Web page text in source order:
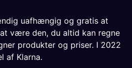
uafhængig og gratis at
være den, du altid kan regne
produkter og priser. I 2022
af Klarna.